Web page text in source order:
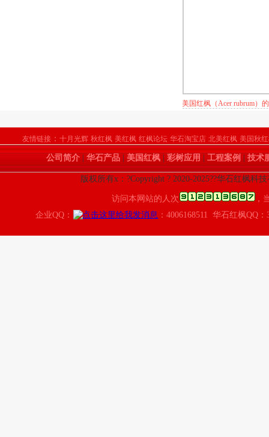
美国红枫（Acer rubrum）
友情链接 ： 十月光辉 秋红枫 美红枫 红枫论坛 华石淘宝店 北美红枫 美国秋
公司简介 华石产品 美国红枫 彩树应用 工程案例 技术
版权所有x：?Copyright ? 2020-2025??华石红枫科
访问本网站的人次
，
企业QQ：
：4006168511 华石红枫QQ